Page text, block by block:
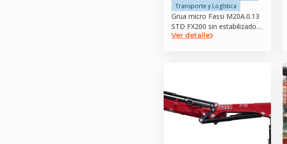
Transporte y Logística
Grua micro Fassi M20A.0.13
STD FX200 sin estabilizador
trasero
Ver detalle